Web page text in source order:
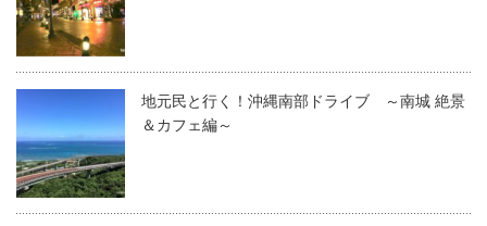
地元民と行く！沖縄南部ドライブ ～南城 絶景
＆カフェ編～